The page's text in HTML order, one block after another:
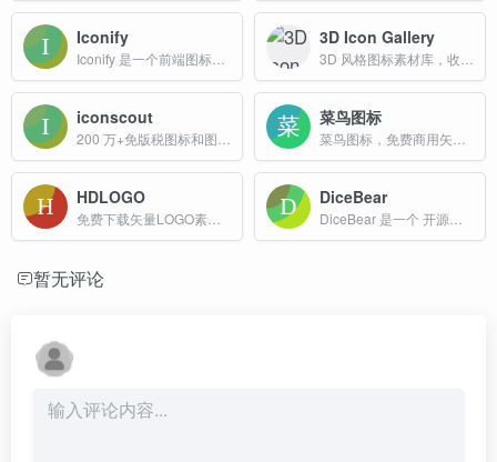
Iconify 3D Icon Gallery
iconscout 菜鸟图标
HDLOGO DiceBear
暂无评论